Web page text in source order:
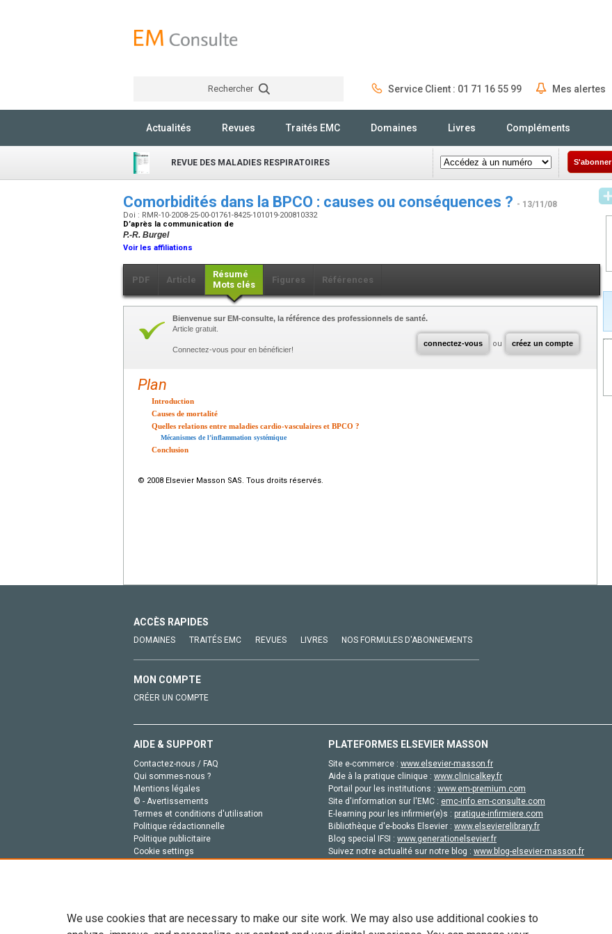
Rechercher Service Client : 01 71 16 55 99 Mes alertes
Actualités Revues Traités EMC Domaines Livres Compléments
REVUE DES MALADIES RESPIRATOIRES S'abonner
Comorbidités dans la BPCO : causes ou conséquences ? - 13/11/08
Doi : RMR-10-2008-25-00-01761-8425-101019-200810332
D’après la communication de
P.-R. Burgel
Voir les affiliations
PDF Article
Résumé
Mots clés
Figures Références
connectez-vous ou créez un compte
Bienvenue sur EM-consulte, la référence des professionnels de santé.
Article gratuit.
Connectez-vous pour en bénéficier!
Plan
Introduction
Causes de mortalité
Quelles relations entre maladies cardio-vasculaires et BPCO ?
Mécanismes de l’inflammation systémique
Conclusion
© 2008 Elsevier Masson SAS. Tous droits réservés.
ACCÈS RAPIDES
DOMAINES TRAITÉS EMC REVUES LIVRES NOS FORMULES D'ABONNEMENTS
MON COMPTE
CRÉER UN COMPTE
AIDE & SUPPORT
Contactez-nous / FAQ
Qui sommes-nous ?
Mentions légales
© - Avertissements
Termes et conditions d'utilisation
Politique rédactionnelle
Politique publicitaire
Cookie settings
PLATEFORMES ELSEVIER MASSON
Site e-commerce : www.elsevier-masson.fr
Aide à la pratique clinique : www.clinicalkey.fr
Portail pour les institutions : www.em-premium.com
Site d'information sur l'EMC : emc-info.em-consulte.com
E-learning pour les infirmier(e)s : pratique-infirmiere.com
Bibliothèque d'e-books Elsevier : www.elsevierelibrary.fr
Blog special IFSI : www.generationelsevier.fr
Suivez notre actualité sur notre blog : www.blog-elsevier-masson.fr
We use cookies that are necessary to make our site work. We may also use additional cookies to